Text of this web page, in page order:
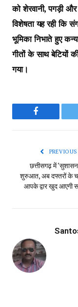
को शेरवानी, पगड़ी
विशेषता यह रही कि
भूमिका निभाते हुए
गीतों के साथ बेटियों
गया।
Facebook
छत्तीसगढ़ में ‘सुशासन
शुरुआत, अब दफ्तरों के
आपके द्वार खुद आएगी